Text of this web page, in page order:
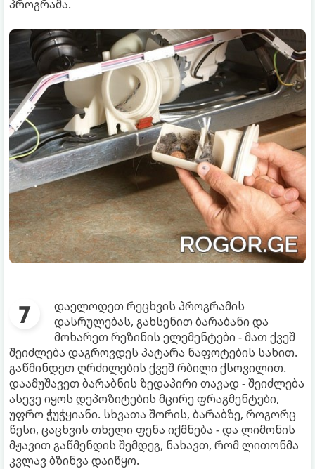
პროგრამა.
დაელოდეთ რეცხვის პროგრამის
დასრულებას, გახსენით ბარაბანი და
მოხარეთ რეზინის ელემენტები - მათ ქვეშ
შეიძლება დაგროვდეს პატარა ნაფოტების სახით.
გაწმინდეთ ღრძილების ქვეშ რბილი ქსოვილით.
დაამუშავეთ ბარაბნის ზედაპირი თავად - შეიძლება
ასევე იყოს დეპოზიტების მცირე ფრაგმენტები,
უფრო ჭუჭყიანი. სხვათა შორის, ბარაბზე, როგორც
წესი, ცაცხვის თხელი ფენა იქმნება - და ლიმონის
მჟავით გაწმენდის შემდეგ, ნახავთ, რომ ლითონმა
კვლავ ბზინვა დაიწყო.